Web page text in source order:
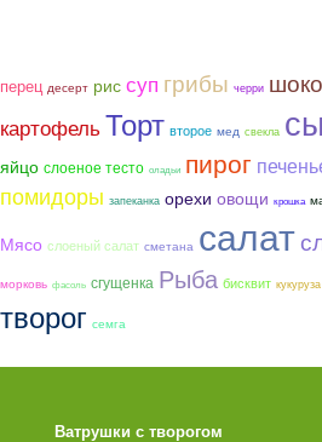
перец десерт рис суп грибы черри
картофельТорт второе мед свекла
яйцо слоеное тесто оладьи пирог
помидоры запеканка орехи овощи крошка
Мясо слоеный салат сметана салат
морковь фасоль сгущенка Рыба бисквит кукуруза
творог семга
Ватрушки с творогом